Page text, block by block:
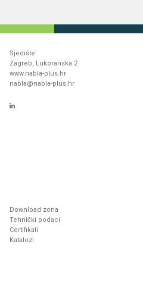
Sjedište
Zagreb, Lukoranska 2
www.nabla-plus.hr
nabla@nabla-plus.hr
Download zona
Tehnički podaci
Certifikati
Katalozi